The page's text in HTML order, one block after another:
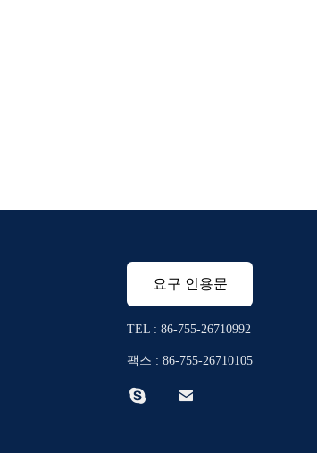
요구 인용문
TEL : 86-755-26710992
팩스 : 86-755-26710105
 